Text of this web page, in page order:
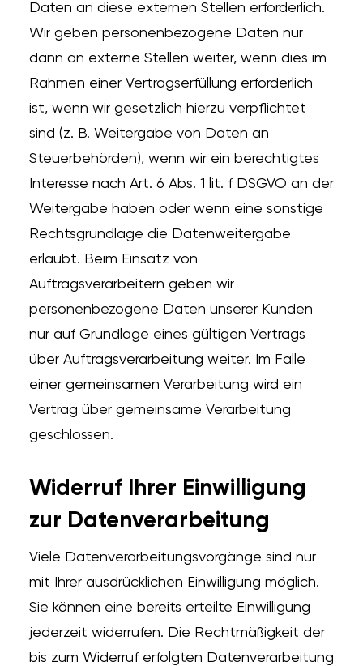
Daten an diese externen Stellen erforderlich.
Wir geben personenbezogene Daten nur
dann an externe Stellen weiter, wenn dies im
Rahmen einer Vertragserfüllung erforderlich
ist, wenn wir gesetzlich hierzu verpflichtet
sind (z. B. Weitergabe von Daten an
Steuerbehörden), wenn wir ein berechtigtes
Interesse nach Art. 6 Abs. 1 lit. f DSGVO an der
Weitergabe haben oder wenn eine sonstige
Rechtsgrundlage die Datenweitergabe
erlaubt. Beim Einsatz von
Auftragsverarbeitern geben wir
personenbezogene Daten unserer Kunden
nur auf Grundlage eines gültigen Vertrags
über Auftragsverarbeitung weiter. Im Falle
einer gemeinsamen Verarbeitung wird ein
Vertrag über gemeinsame Verarbeitung
geschlossen.
Widerruf Ihrer Einwilligung
zur Datenverarbeitung
Viele Datenverarbeitungsvorgänge sind nur
mit Ihrer ausdrücklichen Einwilligung möglich.
Sie können eine bereits erteilte Einwilligung
jederzeit widerrufen. Die Rechtmäßigkeit der
bis zum Widerruf erfolgten Datenverarbeitung